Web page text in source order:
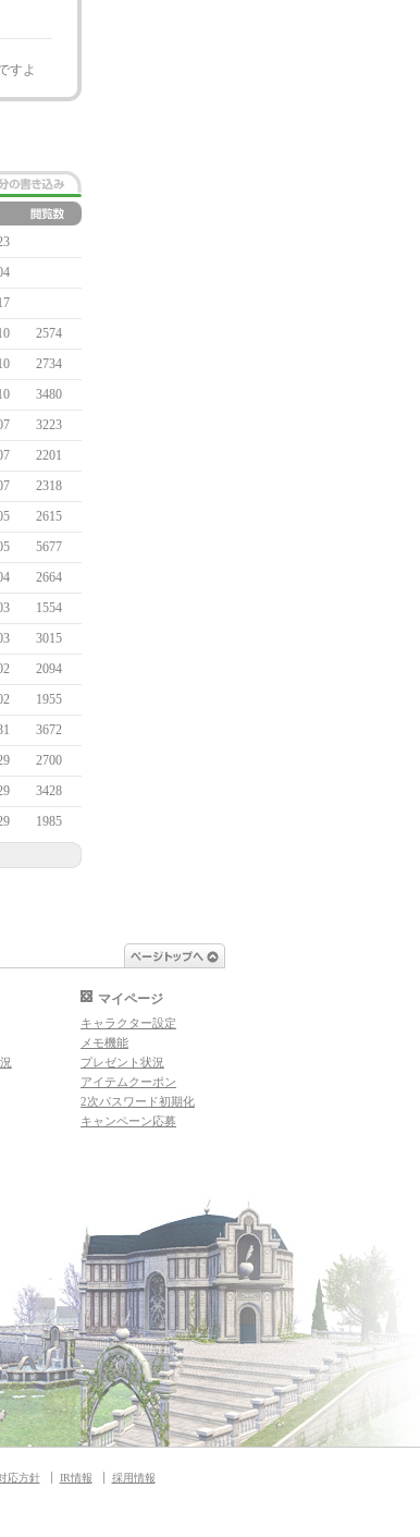
すよ
2574
2734
3480
3223
2201
2318
2615
5677
2664
1554
3015
2094
1955
3672
2700
3428
1985
マイページ
キャラクター設定
メモ機能
プレゼント状況
アイテムクーポン
2次パスワード初期化
キャンペーン応募
応方針 IR情報 採用情報